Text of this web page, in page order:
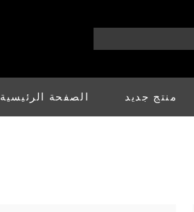
الصفحة الرئيسية منتج جديد